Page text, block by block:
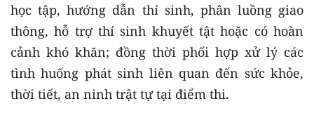
học tập, hướng dẫn thí sinh, phân luồng giao
thông, hỗ trợ thí sinh khuyết tật hoặc có hoàn
cảnh khó khăn; đồng thời phối hợp xử lý các
tình huống phát sinh liên quan đến sức khỏe,
thời tiết, an ninh trật tự tại điểm thi.